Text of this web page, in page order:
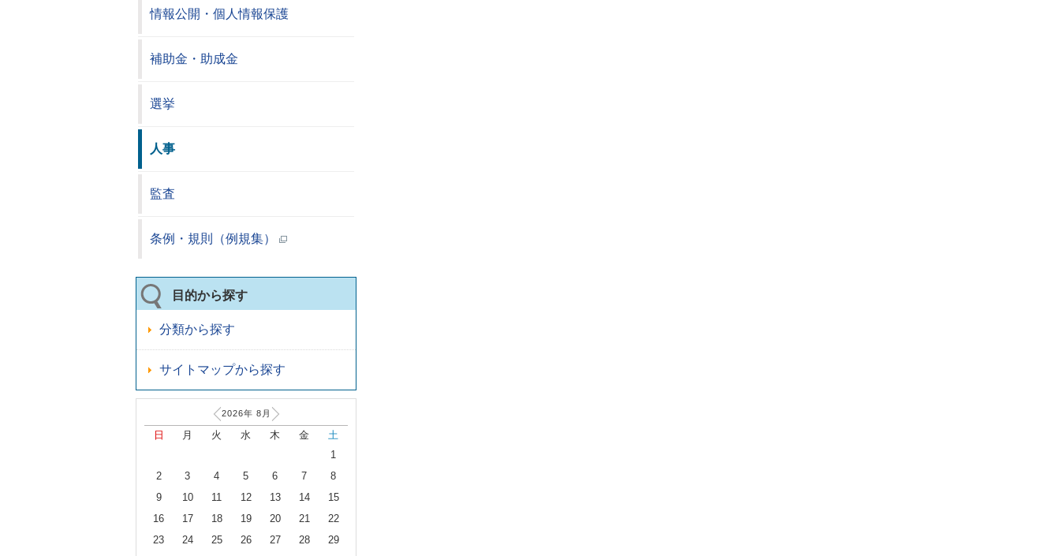
情報公開・個人情報保護
補助金・助成金
選挙
人事
監査
条例・規則（例規集）
目的から探す
分類から探す
サイトマップから探す
2026年 8 月
日 月 火 水 木 金
土
1
2
3 4 5 6 7
8
9
10 11 12 13 14
15
16
17 18 19 20 21
22
23
24 25 26 27 28
29